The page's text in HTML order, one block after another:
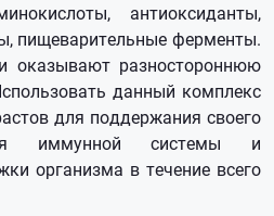
антиоксиданты,
пищеварительные ферменты.
оказывают разностороннюю
данный комплекс
для поддержания своего
иммунной системы и
организма в течение всего